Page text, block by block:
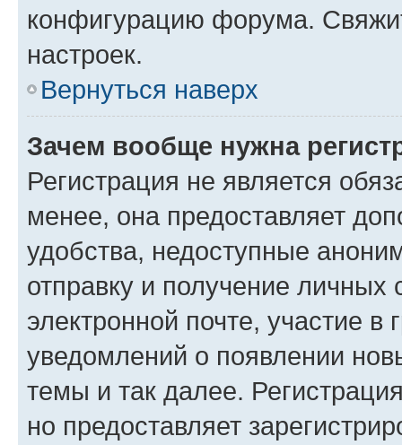
конфигурацию форума.
настроек.
Вернуться наверх
Зачем вообще нужна
Регистрация не является
менее, она предоставляет
удобства, недоступные
отправку и получение
электронной почте, участие в
уведомлений о появлении
темы и так далее.
но предоставляет